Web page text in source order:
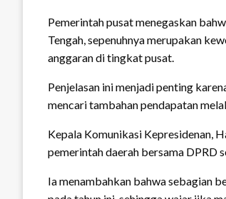
Pemerintah pusat menegaskan
Tengah, sepenuhnya merupakan
anggaran di tingkat pusat.
Penjelasan ini menjadi penting
mencari tambahan pendapatan
Kepala Komunikasi Kepresidenan,
pemerintah daerah bersama DPRD
Ia menambahkan bahwa sebagian